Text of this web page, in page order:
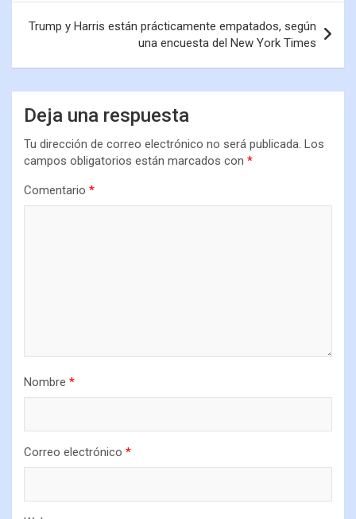
Trump y Harris están prácticamente empatados, según
una encuesta del New York Times
Deja una respuesta
Tu dirección de correo electrónico no será publicada. Los
campos obligatorios están marcados con *
Comentario *
Nombre *
Correo electrónico *